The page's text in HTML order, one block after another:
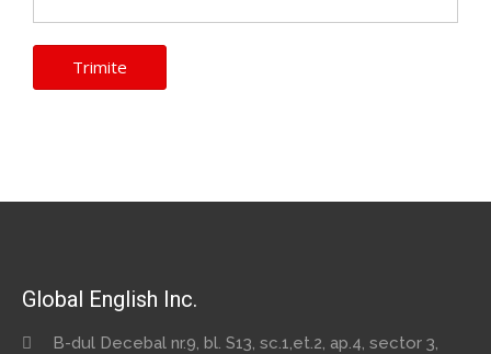
Global English Inc.
B-dul Decebal nr.9, bl. S13, sc.1,et.2, ap.4, sector 3,